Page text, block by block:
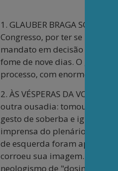
1. GLAUBER BRAGA SÓ
Congresso, por ter se
mandato em decisão da
fome de nove dias. O gesto,
processo, com enorme
2. ÀS VÉSPERAS DA
outra ousadia: tomou a
gesto de soberba e
imprensa do plenário e
de esquerda foram
corroeu sua imagem. O
neologismo de "dosimetria".